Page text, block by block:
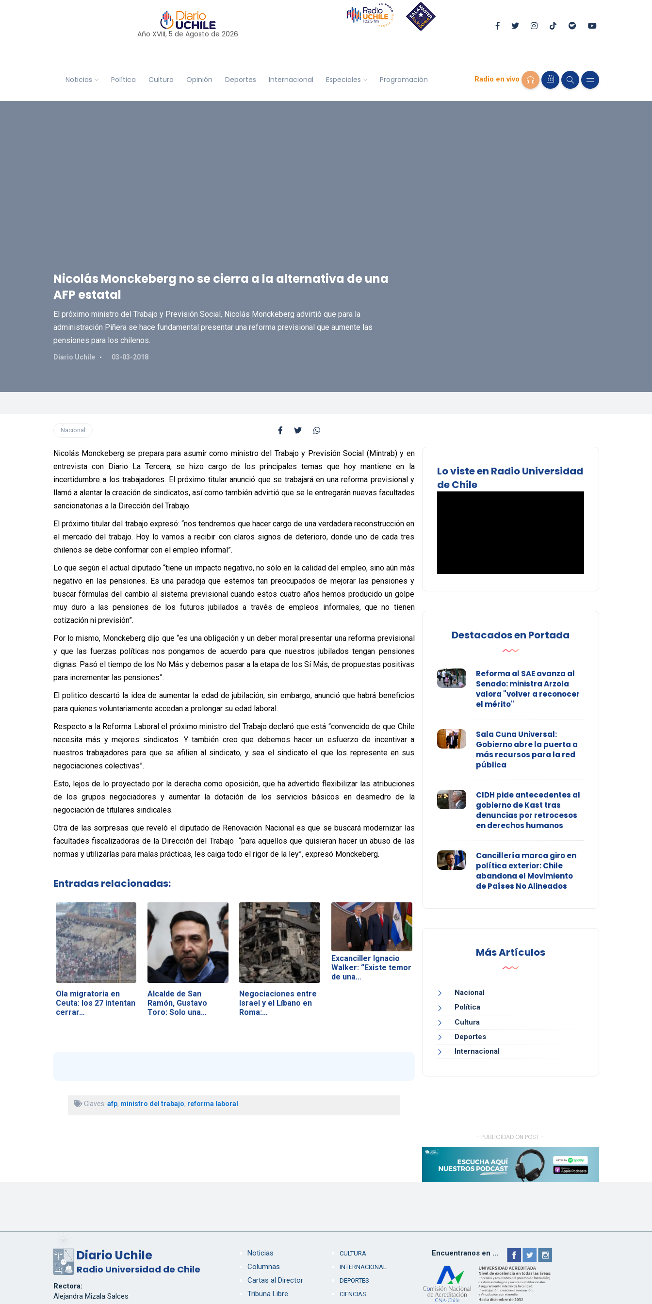
Año XVIII, 5 de Agosto de 2026
Noticias Política Cultura Opinión Deportes Internacional Especiales Programación Radio en vivo
Nicolás Monckeberg no se cierra a la alternativa de una
AFP estatal
El próximo ministro del Trabajo y Previsión Social, Nicolás Monckeberg advirtió que para la
administración Piñera se hace fundamental presentar una reforma previsional que aumente las
pensiones para los chilenos.
Diario Uchile 03-03-2018
Nacional
Nicolás Monckeberg se prepara para asumir como ministro del Trabajo y Previsión Social (Mintrab) y en
entrevista con Diario La Tercera, se hizo cargo de los principales temas que hoy mantiene en la
incertidumbre a los trabajadores. El próximo titular anunció que se trabajará en una reforma previsional y
llamó a alentar la creación de sindicatos, así como también advirtió que se le entregarán nuevas facultades
sancionatorias a la Dirección del Trabajo.
El próximo titular del trabajo expresó: “nos tendremos que hacer cargo de una verdadera reconstrucción en
el mercado del trabajo. Hoy lo vamos a recibir con claros signos de deterioro, donde uno de cada tres
chilenos se debe conformar con el empleo informal”.
Lo que según el actual diputado “tiene un impacto negativo, no sólo en la calidad del empleo, sino aún más
negativo en las pensiones. Es una paradoja que estemos tan preocupados de mejorar las pensiones y
buscar fórmulas del cambio al sistema previsional cuando estos cuatro años hemos producido un golpe
muy duro a las pensiones de los futuros jubilados a través de empleos informales, que no tienen
cotización ni previsión”.
Por lo mismo, Monckeberg dijo que “es una obligación y un deber moral presentar una reforma previsional
y que las fuerzas políticas nos pongamos de acuerdo para que nuestros jubilados tengan pensiones
dignas. Pasó el tiempo de los No Más y debemos pasar a la etapa de los Sí Más, de propuestas positivas
para incrementar las pensiones”.
El politico descartó la idea de aumentar la edad de jubilación, sin embargo, anunció que habrá beneficios
para quienes voluntariamente accedan a prolongar su edad laboral.
Respecto a la Reforma Laboral el próximo ministro del Trabajo declaró que está “convencido de que Chile
necesita más y mejores sindicatos. Y también creo que debemos hacer un esfuerzo de incentivar a
nuestros trabajadores para que se afilien al sindicato, y sea el sindicato el que los represente en sus
negociaciones colectivas”.
Esto, lejos de lo proyectado por la derecha como oposición, que ha advertido flexibilizar las atribuciones
de los grupos negociadores y aumentar la dotación de los servicios básicos en desmedro de la
negociación de titulares sindicales.
Otra de las sorpresas que reveló el diputado de Renovación Nacional es que se buscará modernizar las
facultades fiscalizadoras de la Dirección del Trabajo “para aquellos que quisieran hacer un abuso de las
normas y utilizarlas para malas prácticas, les caiga todo el rigor de la ley”, expresó Monckeberg.
Entradas relacionadas:
Ola migratoria en
Ceuta: los 27 intentan
cerrar…
Alcalde de San
Ramón, Gustavo
Toro: Solo una…
Negociaciones entre
Israel y el Líbano en
Roma:…
Excanciller Ignacio
Walker: “Existe temor
de una…
Claves: afp, ministro del trabajo, reforma laboral
Lo viste en Radio Universidad
de Chile
Destacados en Portada
Reforma al SAE avanza al
Senado: ministra Arzola
valora "volver a reconocer
el mérito"
Sala Cuna Universal:
Gobierno abre la puerta a
más recursos para la red
pública
CIDH pide antecedentes al
gobierno de Kast tras
denuncias por retrocesos
en derechos humanos
Cancillería marca giro en
política exterior: Chile
abandona el Movimiento
de Países No Alineados
Más Artículos
Nacional
Política
Cultura
Deportes
Internacional
- PUBLICIDAD ON POST -
Diario Uchile
Radio Universidad de Chile
Rectora:
Alejandra Mizala Salces
Noticias
Columnas
Cartas al Director
Tribuna Libre
CULTURA
INTERNACIONAL
DEPORTES
CIENCIAS
Encuentranos en ...